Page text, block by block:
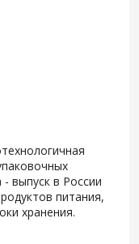
выпуск в России
питания,
хранения.